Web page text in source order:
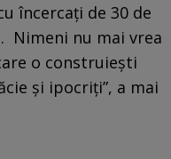
încercaţi de 30 de
Nimeni nu mai vrea
o construieşti
şi ipocriţi”, a mai